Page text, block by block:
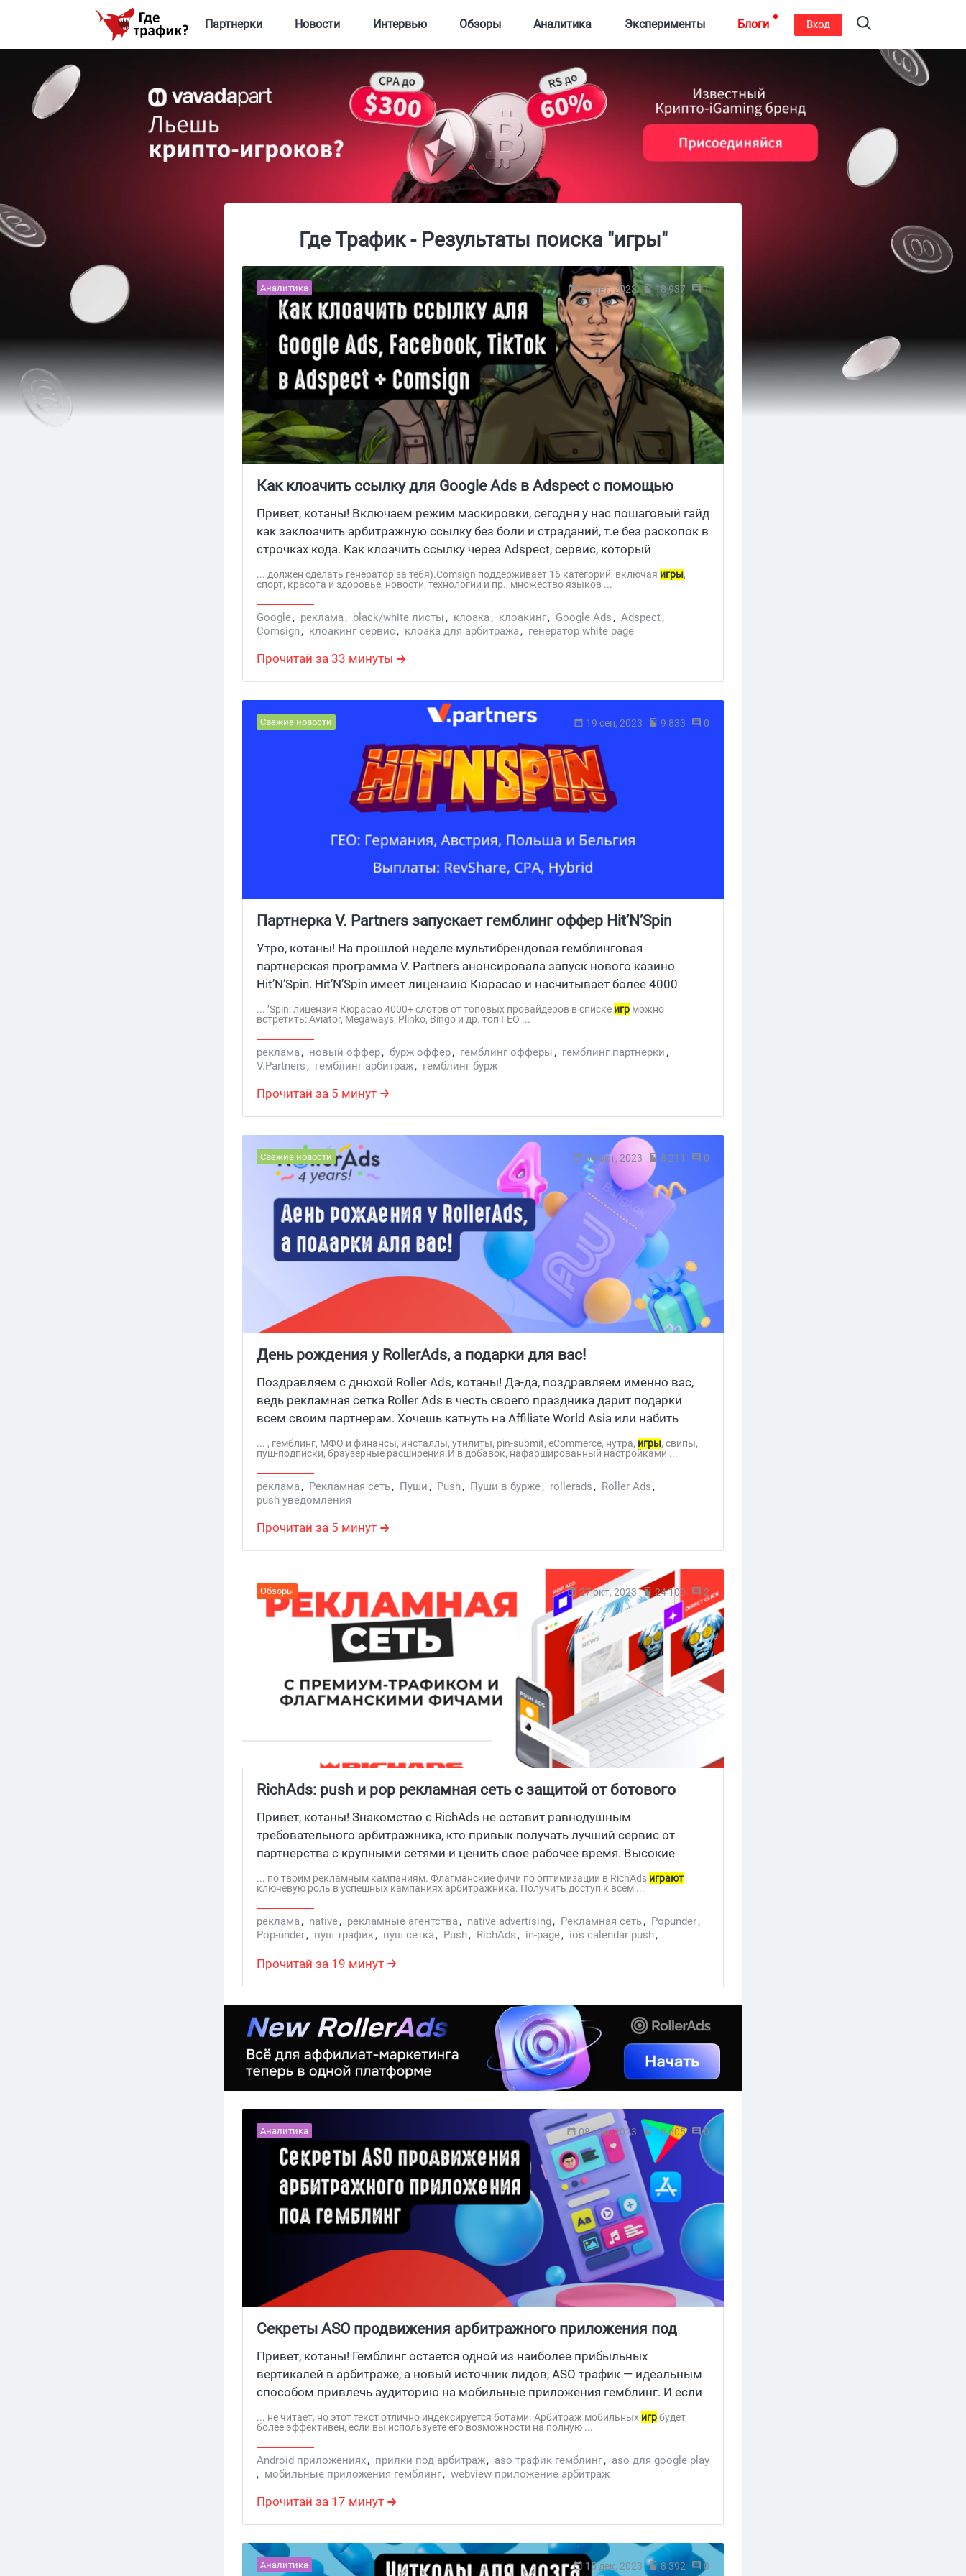
Партнерки Новости Интервью Обзоры Аналитика Эксперименты Блоги Вход
Где Трафик - Результаты поиска "игры"
Аналитика 23 авг, 2023 18 937 1
Как клоачить ссылку для Google Ads в Adspect с помощью
генератора white page от Comsign
Привет, котаны! Включаем режим маскировки, сегодня у нас пошаговый гайд
как заклоачить арбитражную ссылку без боли и страданий, т.е без раскопок в
строчках кода. Как клоачить ссылку через Adspect, сервис, который
блокирует нежелательных визитеров во всех ...
... должен сделать генератор за тебя).Comsign поддерживает 16 категорий, включая игры,
спорт, красота и здоровье, новости, технологии и пр., множество языков ...
Google, реклама, black/white листы, клоака, клоакинг, Google Ads, Adspect,
Comsign, клоакинг сервис, клоака для арбитража, генератор white page
Прочитай за 33 минуты
Свежие новости 19 сен, 2023 9 833 0
Партнерка V. Partners запускает гемблинг оффер Hit’N’Spin
Утро, котаны! На прошлой неделе мультибрендовая гемблинговая
партнерская программа V. Partners анонсировала запуск нового казино
Hit’N’Spin. Hit’N’Spin имеет лицензию Кюрасао и насчитывает более 4000
слотов от топ провайдеров. Трафик принимается с таких ...
... ’Spin: лицензия Кюрасао 4000+ слотов от топовых провайдеров в списке игр можно
встретить: Aviator, Megaways, Plinko, Bingo и др. топ ГЕО ...
реклама, новый оффер, бурж оффер, гемблинг офферы, гемблинг партнерки,
V.Partners, гемблинг арбитраж, гемблинг бурж
Прочитай за 5 минут
Свежие новости 04 окт, 2023 8 211 0
День рождения у RollerAds, а подарки для вас!
Поздравляем с днюхой Roller Ads, котаны! Да-да, поздравляем именно вас,
ведь рекламная сетка Roller Ads в честь своего праздника дарит подарки
всем своим партнерам. Хочешь катнуть на Affiliate World Asia или набить
карманы хрустящими баксами, заглядывай к ...
... , гемблинг, МФО и финансы, инсталлы, утилиты, pin-submit, eCommerce, нутра, игры, свипы,
пуш-подписки, браузерные расширения.И в добавок, нафаршированный настройками ...
реклама, Рекламная сеть, Пуши, Push, Пуши в бурже, rollerads, Roller Ads,
push уведомления
Прочитай за 5 минут
Обзоры 27 окт, 2023 24 109 2
RichAds: push и pop рекламная сеть с защитой от ботового
трафика
Привет, котаны! Знакомство с RichAds не оставит равнодушным
требовательного арбитражника, кто привык получать лучший сервис от
партнерства с крупными сетями и ценить свое рабочее время. Высокие
объемы десктопного и мобильного push, pop, calndar, in-page, ...
... по твоим рекламным кампаниям. Флагманские фичи по оптимизации в RichAds играют
ключевую роль в успешных кампаниях арбитражника. Получить доступ к всем ...
реклама, native, рекламные агентства, native advertising, Рекламная сеть, Popunder,
Pop-under, пуш трафик, пуш сетка, Push, RichAds, in-page, ios calendar push,
Прочитай за 19 минут
Аналитика 08 ноя, 2023 16 605 0
Секреты ASO продвижения арбитражного приложения под
гемблинг
Привет, котаны! Гемблинг остается одной из наиболее прибыльных
вертикалей в арбитраже, а новый источник лидов, ASO трафик — идеальным
способом привлечь аудиторию на мобильные приложения гемблинг. И если
еще несколько лет назад ASO звучало в новинку для ...
... не читает, но этот текст отлично индексируется ботами. Арбитраж мобильных игрбудет
более эффективен, если вы используете его возможности на полную ...
Android приложениях, прилки под арбитраж, aso трафик гемблинг, aso для google play
, мобильные приложения гемблинг, webview приложение арбитраж
Прочитай за 17 минут
Аналитика 15 дек, 2023 8 392 0